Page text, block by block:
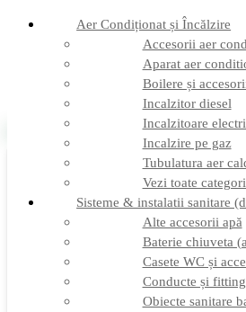
Conectare
Compara produse
Categorii
Aer Condiționat și
Accesorii aer
Aparat aer
Boilere și accesorii
Incalzitor diesel
Incalzitoare electrice
Incalzire pe gaz
Tubulatura aer cald
Vezi toate
Aer Condiționat și Încălzire
Accesorii aer
Aparat aer
Boilere și
Incalzitor diesel
Incalzitoare
Incalzire pe gaz
Tubulatura aer
Vezi toate
Sisteme & instalatii sanitare
Alte accesorii apă
Baterie chiuveta
Casete WC și
Conducte și
Obiecte sanitare